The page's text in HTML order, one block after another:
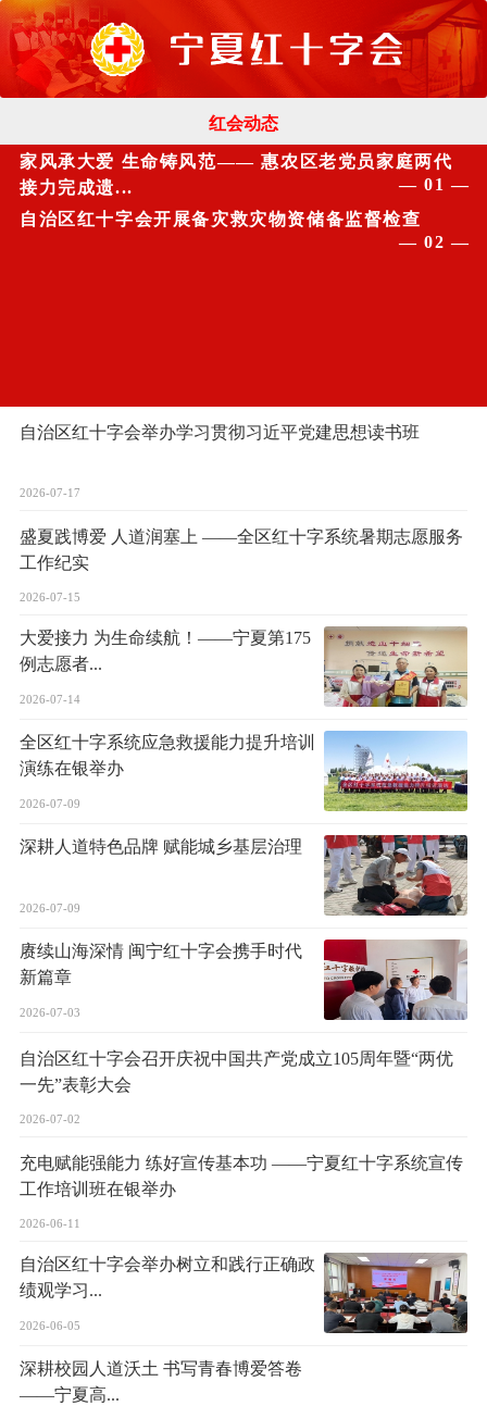
红会动态
机关党建
家风承大爱 生命铸风范—— 惠农区老党员家庭两代
接力完成遗...
— 01 —
自治区红十字会开展备灾救灾物资储备监督检查
— 02 —
自治区红十字会举办学习贯彻习近平党建思想读书班
2026-07-17
盛夏践博爱 人道润塞上 ——全区红十字系统暑期志愿服务
工作纪实
2026-07-15
大爱接力 为生命续航！——宁夏第175
例志愿者...
2026-07-14
全区红十字系统应急救援能力提升培训
演练在银举办
2026-07-09
深耕人道特色品牌 赋能城乡基层治理
2026-07-09
赓续山海深情 闽宁红十字会携手时代
新篇章
2026-07-03
自治区红十字会召开庆祝中国共产党成立105周年暨“两优
一先”表彰大会
2026-07-02
充电赋能强能力 练好宣传基本功 ——宁夏红十字系统宣传
工作培训班在银举办
2026-06-11
自治区红十字会举办树立和践行正确政
绩观学习...
2026-06-05
深耕校园人道沃土 书写青春博爱答卷
——宁夏高...